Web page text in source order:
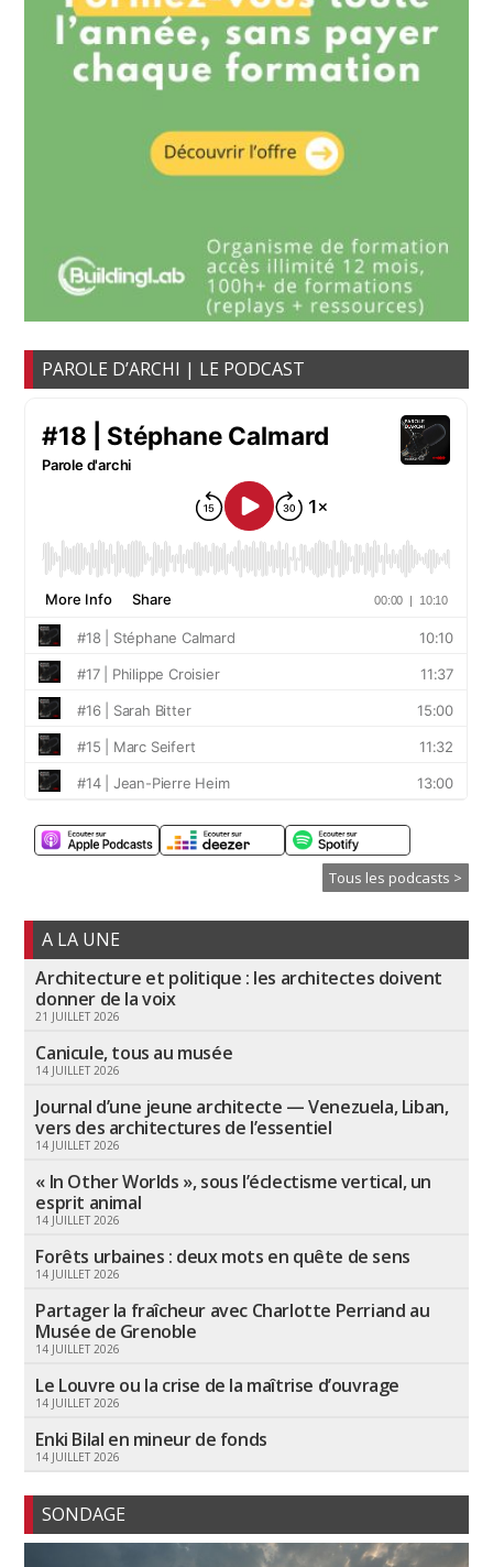
PAROLE D’ARCHI | LE PODCAST
Tous les podcasts >
A LA UNE
Architecture et politique : les architectes doivent
donner de la voix
21 JUILLET 2026
Canicule, tous au musée
14 JUILLET 2026
Journal d’une jeune architecte — Venezuela, Liban,
vers des architectures de l’essentiel
14 JUILLET 2026
« In Other Worlds », sous l’éclectisme vertical, un
esprit animal
14 JUILLET 2026
Forêts urbaines : deux mots en quête de sens
14 JUILLET 2026
Partager la fraîcheur avec Charlotte Perriand au
Musée de Grenoble
14 JUILLET 2026
Le Louvre ou la crise de la maîtrise d’ouvrage
14 JUILLET 2026
Enki Bilal en mineur de fonds
14 JUILLET 2026
SONDAGE